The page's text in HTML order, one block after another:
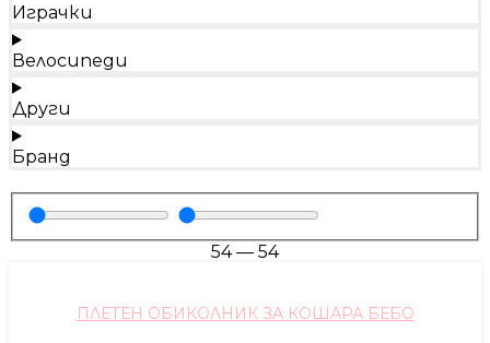
Играчки
Велосипеди
Други
Бранд
54— 54
ПЛЕТЕН ОБИКОЛНИК ЗА КОШАРА БЕБО